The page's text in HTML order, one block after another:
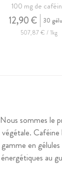
100 mg de
12,90 €
30
507,87 € / 1kg
Nous sommes le
végétale.
gamme en
énergétiques au